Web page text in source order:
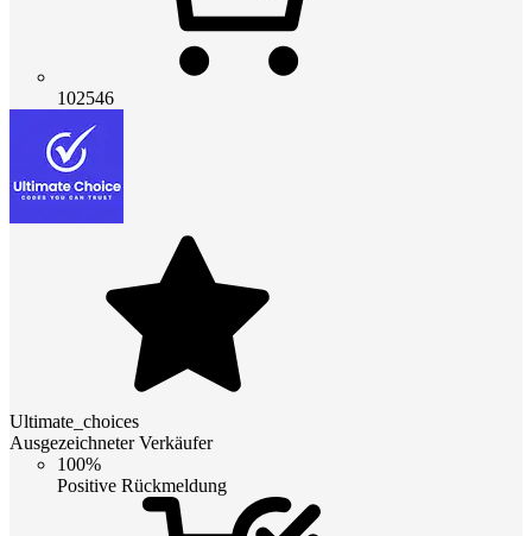
102546
Ultimate_choices
Ausgezeichneter Verkäufer
100%
Positive Rückmeldung